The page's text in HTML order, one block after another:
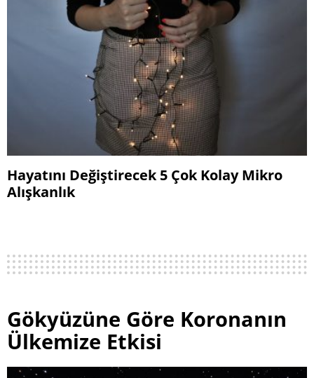
Hayatını Değiştirecek 5 Çok Kolay Mikro
Alışkanlık
Gökyüzüne Göre Koronanın
Ülkemize Etkisi